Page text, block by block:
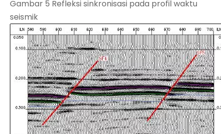
Gambar 5 Refleksi sinkronisasi pada profil waktu
seismik